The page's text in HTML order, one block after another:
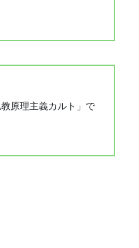
原理主義カルト」で